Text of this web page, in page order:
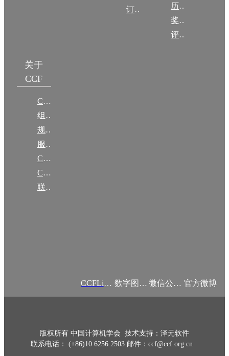
订阅《计算》
历年获奖名单
奖项推荐
评奖条例
关于
CCF
CCF简介
组织机构
规章
服务项目
CCF大事记
CCF创建60周年
联系我们
CCFLink APP 数字图书馆 微信公众号 官方微博
版权所有 中国计算机学会 技术支持：泽元软件
联系电话： (+86)10 6256 2503 邮件：ccf@ccf.org.cn